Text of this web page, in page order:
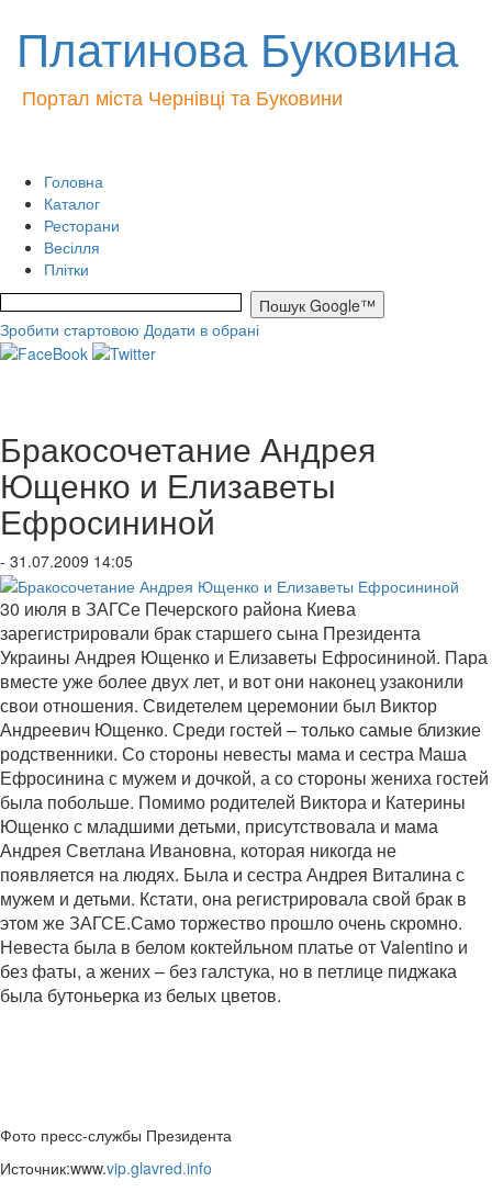
Платинова Буковина
Портал міста Чернівці та Буковини
Головна
Каталог
Ресторани
Весілля
Плітки
Зробити стартовою Додати в обрані
Бракосочетание Андрея
Ющенко и Елизаветы
Ефросининой
- 31.07.2009 14:05
30 июля в ЗАГСе Печерского района Киева
зарегистрировали брак старшего сына Президента
Украины Андрея Ющенко и Елизаветы Ефросининой. Пара
вместе уже более двух лет, и вот они наконец узаконили
свои отношения. Свидетелем церемонии был Виктор
Андреевич Ющенко. Среди гостей – только самые близкие
родственники. Со стороны невесты мама и сестра Маша
Ефросинина с мужем и дочкой, а со стороны жениха гостей
была побольше. Помимо родителей Виктора и Катерины
Ющенко с младшими детьми, присутствовала и мама
Андрея Светлана Ивановна, которая никогда не
появляется на людях. Была и сестра Андрея Виталина с
мужем и детьми. Кстати, она регистрировала свой брак в
этом же ЗАГСЕ.Само торжество прошло очень скромно.
Невеста была в белом коктейльном платье от Valentino и
без фаты, а жених – без галстука, но в петлице пиджака
была бутоньерка из белых цветов.
Фото пресс-службы Президента
Источник:www.vip.glavred.info